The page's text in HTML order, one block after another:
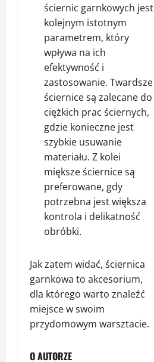
ściernic garnkowych jest
kolejnym istotnym
parametrem, który
wpływa na ich
efektywność i
zastosowanie. Twardsze
ściernice są zalecane do
ciężkich prac ściernych,
gdzie konieczne jest
szybkie usuwanie
materiału. Z kolei
miększe ściernice są
preferowane, gdy
potrzebna jest większa
kontrola i delikatność
obróbki.
Jak zatem widać, ściernica
garnkowa to akcesorium,
dla którego warto znaleźć
miejsce w swoim
przydomowym warsztacie.
O AUTORZE